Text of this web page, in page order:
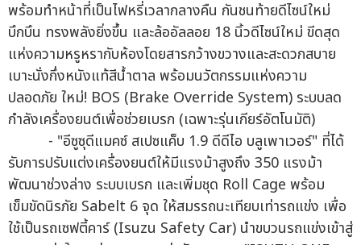
พร้อมทำหน้าที่เป็นไฟหรี่เวลากลางคืน กันชนท้ายดีไซน์ใหม่
บึกบึน ทรงพลังยิ่งขึ้น และล้ออัลลอย 18 นิ้วดีไซน์ใหม่ ขีดสุด
แห่งความหรูหรากับห้องโดยสารกว้างขวางและสะดวกสบาย
เบาะนั่งกึ่งหนังแท้สีน้ำตาล พร้อมนวัตกรรมแห่งความ
ปลอดภัย ใหม่! BOS (Brake Override System) ระบบลด
กำลังเครื่องยนต์เพื่อช่วยเบรก (เฉพาะรุ่นเกียร์อัตโนมัติ)
- "อีซูซุดีแมคซ์ สเปซแค็บ 1.9 ดีดีไอ บลูเพาเวอร์" ที่ได้
รับการปรับแต่งเครื่องยนต์ให้มีแรงม้าสูงถึง 350 แรงม้า
พัฒนาช่วงล่าง ระบบเบรก และเพิ่มชุด Roll Cage พร้อม
เข็มขัดนิรภัย Sabelt 6 จุด ให้สมรรถนะเทียบเท่ารถแข่ง เพื่อ
ใช้เป็นรถเซฟตี้คาร์ (Isuzu Safety Car) นำขบวนรถแข่งเข้าสู่